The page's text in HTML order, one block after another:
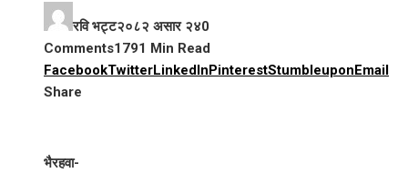
रवि भट्ट२०८२ असार २४0
Comments1791 Min Read
FacebookTwitterLinkedIn PinterestStumbleupon Email
Share
भैरहवा-